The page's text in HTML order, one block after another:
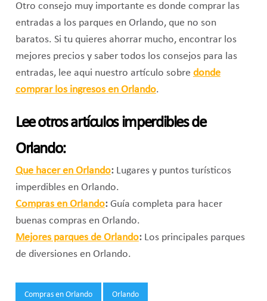
Otro consejo muy importante es donde comprar las
entradas a los parques en Orlando, que no son
baratos. Si tu quieres ahorrar mucho, encontrar los
mejores precios y saber todos los consejos para las
entradas, lee aqui nuestro artículo sobre donde
comprar los ingresos en Orlando.
Lee otros artículos imperdibles de
Orlando:
Que hacer en Orlando:Lugares y puntos turísticos
imperdibles en Orlando.
Compras en Orlando:Guía completa para hacer
buenas compras en Orlando.
Mejores parques de Orlando:Los principales parques
de diversiones en Orlando.
Tags:
Compras en Orlando Orlando